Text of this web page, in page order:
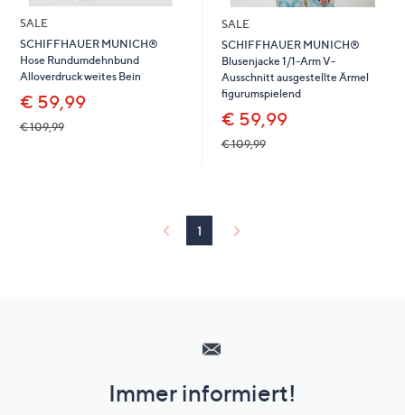
SALE
SCHIFFHAUER MUNICH®
Hose Rundumdehnbund
Alloverdruck weites Bein
€ 59,99
€ 109,99
SALE
SCHIFFHAUER MUNICH®
Blusenjacke 1/1-Arm V-
Ausschnitt ausgestellte Ärmel
figurumspielend
€ 59,99
€ 109,99
1
Unternehmensinformationen
Immer informiert!